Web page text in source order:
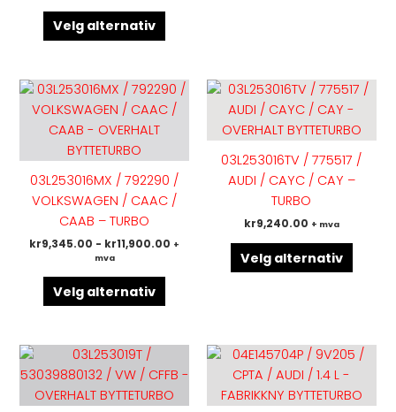
Velg alternativ
03L253016MX / 792290 /
VOLKSWAGEN / CAAC /
CAAB – TURBO
kr9,345.00 - kr11,900.00 +
mva
Velg alternativ
Dette
produktet
varianter.
Alternativene
kan
på
produktsiden
03L253016TV / 775517 /
AUDI / CAYC / CAY –
TURBO
kr9,240.00 + mva
Velg alternativ
Dette
har
flere